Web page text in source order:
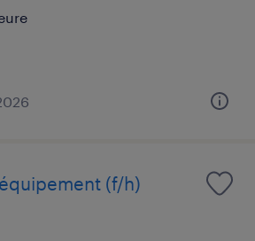
(f/h)